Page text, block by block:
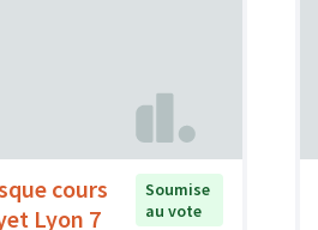
cours
Lyon 7
Soumise
au vote